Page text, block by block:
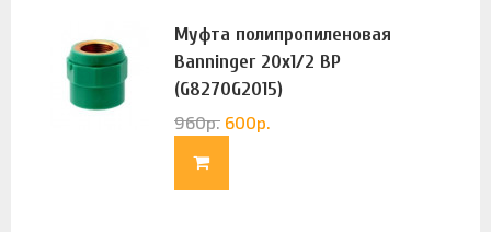
Муфта полипропиленовая
Banninger 20х1/2 ВР
(G8270G2015)
960р. 600р.